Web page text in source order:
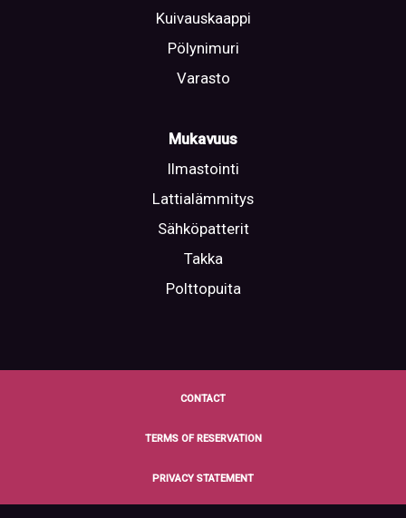
Kuivauskaappi
Pölynimuri
Varasto
Mukavuus
Ilmastointi
Lattialämmitys
Sähköpatterit
Takka
Polttopuita
CONTACT
TERMS OF RESERVATION
PRIVACY STATEMENT